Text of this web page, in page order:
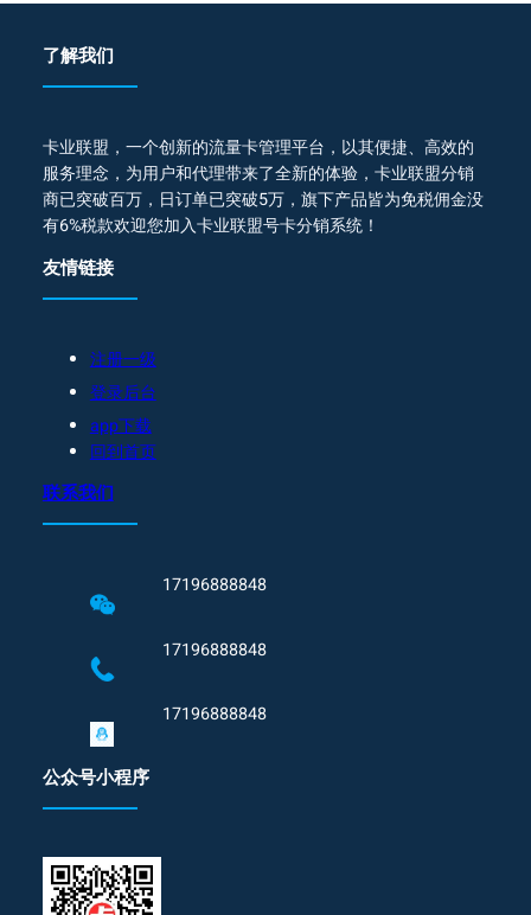
了解我们
卡业联盟，一个创新的流量卡管理平台，以其便捷、高效的
服务理念，为用户和代理带来了全新的体验，卡业联盟分销
商已突破百万，日订单已突破5万，旗下产品皆为免税佣金没
有6%税款欢迎您加入卡业联盟号卡分销系统！
友情链接
注册一级
登录后台
app下载
回到首页
联系我们
17196888848
17196888848
17196888848
公众号小程序